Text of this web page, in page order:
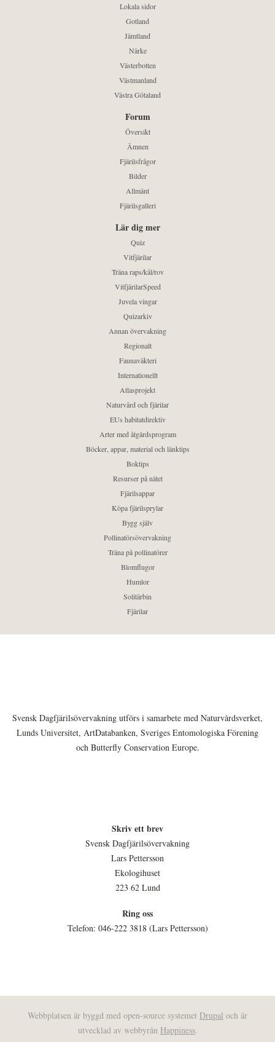
Lokala sidor
Gotland
Jämtland
Närke
Västerbotten
Västmanland
Västra Götaland
Forum
Översikt
Ämnen
Fjärilsfrågor
Bilder
Allmänt
Fjärilsgalleri
Lär dig mer
Quiz
Vitfjärilar
Träna raps/kål/rov
VitfjärilarSpeed
Juvela vingar
Quizarkiv
Annan övervakning
Regionalt
Faunaväkteri
Internationellt
Atlasprojekt
Naturvård och fjärilar
EUs habitatdirektiv
Arter med åtgärdsprogram
Böcker, appar, material och länktips
Boktips
Resurser på nätet
Fjärilsappar
Köpa fjärilsprylar
Bygg själv
Pollinatörsövervakning
Träna på pollinatörer
Blomflugor
Humlor
Solitärbin
Fjärilar
Svensk Dagfjärilsövervakning utförs i samarbete med Naturvårdsverket,
Lunds Universitet, ArtDatabanken, Sveriges Entomologiska Förening
och Butterfly Conservation Europe.
Skriv ett brev
Svensk Dagfjärilsövervakning
Lars Pettersson
Ekologihuset
223 62 Lund
Ring oss
Telefon: 046-222 3818 (Lars Pettersson)
Webbplatsen är byggd med open-source systemet Drupal och är
utvecklad av webbyrån Happiness.